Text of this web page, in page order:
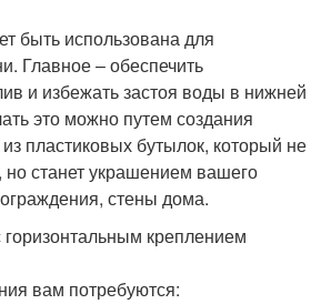
быть использована для
Главное – обеспечить
и избежать застоя воды в нижней
это можно путем создания
пластиковых бутылок, который не
но станет украшением вашего
стены дома.
креплением
вам потребуются: